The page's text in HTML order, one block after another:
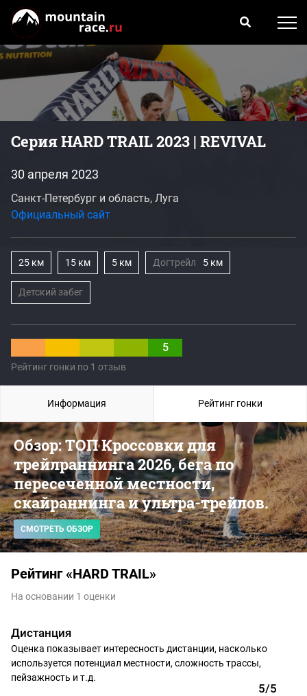
Серия HARD TRAIL 2023 | REVIVAL
5
Рейтинг гонки по 1 отзыв
30 апреля 2023
Санкт-Петербург и область, Луга
Официальный сайт
25 км 15 км 5 км Догтрейл 5 км
Детский забег
Обзор: ТОП Кроссовки для
трейлраннинга 2026, бега по
пересеченной местности,
скайраннинга и ультра-трейлов.
СМОТРЕТЬ ОБЗОР
Рейтинг «HARD TRAIL»
На основании 1 оценки
Дистанция
Оценка показывает интересность дистанции, насколько
используется потенциал местности, сложность трассы,
пейзажность и т.д.
5/5
Информация Рейтинг гонки